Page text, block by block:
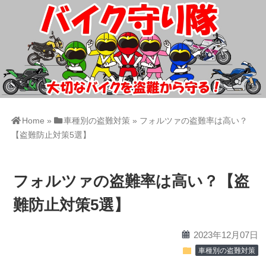
Home » 車種別の盗難対策 » フォルツァの盗難率は高い？
【盗難防止対策5選】
フォルツァの盗難率は高い？【盗
難防止対策5選】
calendar 2023年12月07日
folder 車種別の盗難対策